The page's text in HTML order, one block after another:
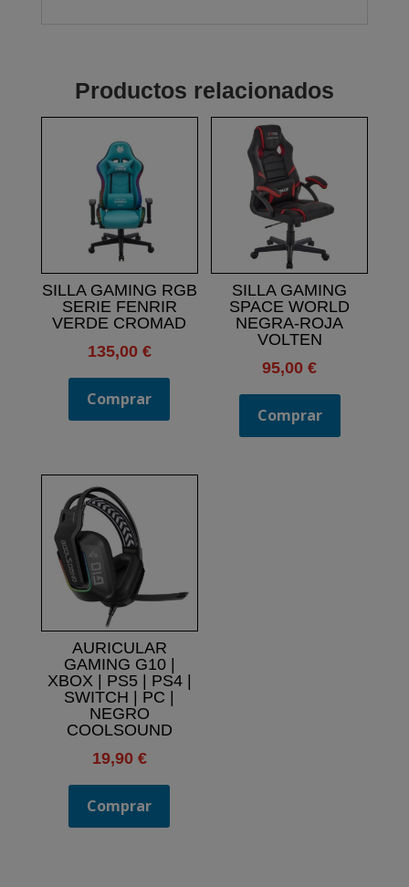
Productos relacionados
SILLA GAMING RGB
SERIE FENRIR
VERDE CROMAD
135,00 €
Comprar
SILLA GAMING
SPACE WORLD
NEGRA-ROJA
VOLTEN
95,00€
Comprar
AURICULAR
GAMING G10 |
XBOX | PS5 | PS4 |
SWITCH | PC |
NEGRO
COOLSOUND
19,90 €
Comprar